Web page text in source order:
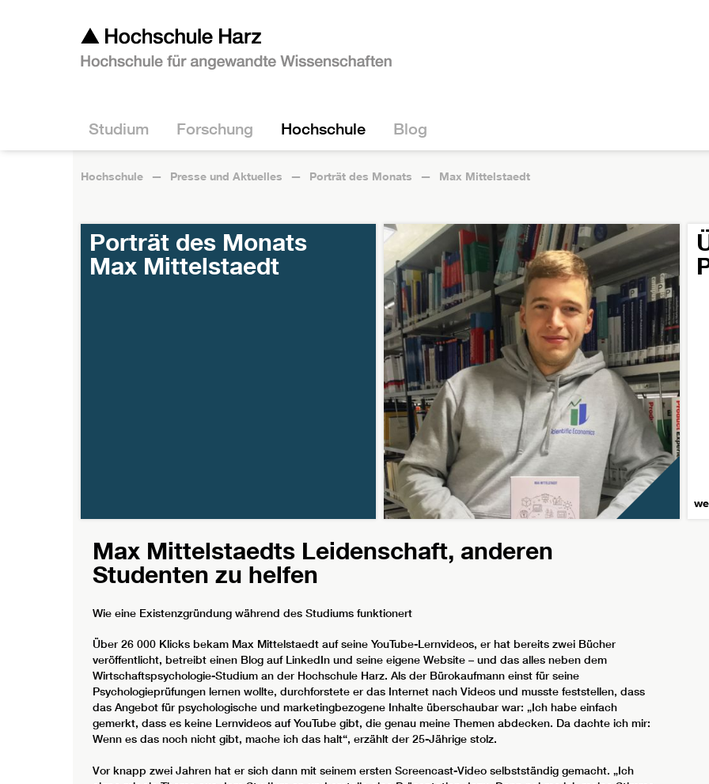
Studium Forschung Hochschule Blog
Hochschule Presse und Aktuelles Porträt des Monats Max Mittelstaedt
Porträt des Monats
Max Mittelstaedt
Max Mittelstaedts Leidenschaft, anderen
Studenten zu helfen
Wie eine Existenzgründung während des Studiums funktionert
Über 26 000 Klicks bekam Max Mittelstaedt auf seine YouTube-Lernvideos, er hat bereits zwei Bücher
veröffentlicht, betreibt einen Blog auf LinkedIn und seine eigene Website – und das alles neben dem
Wirtschaftspsychologie-Studium an der Hochschule Harz. Als der Bürokaufmann einst für seine
Psychologieprüfungen lernen wollte, durchforstete er das Internet nach Videos und musste feststellen, dass
das Angebot für psychologische und marketingbezogene Inhalte überschaubar war: „Ich habe einfach
gemerkt, dass es keine Lernvideos auf YouTube gibt, die genau meine Themen abdecken. Da dachte ich mir:
Wenn es das noch nicht gibt, mache ich das halt“, erzählt der 25-Jährige stolz.
Vor knapp zwei Jahren hat er sich dann mit seinem ersten Screencast-Video selbstständig gemacht. „Ich